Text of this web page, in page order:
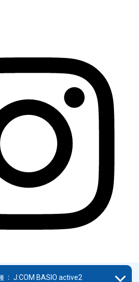
： J:COM BASIO active2